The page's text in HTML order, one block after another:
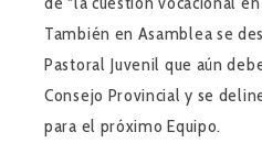
También en Asamblea se
Pastoral Juvenil que aún
Consejo Provincial y se
para el próximo Equipo.